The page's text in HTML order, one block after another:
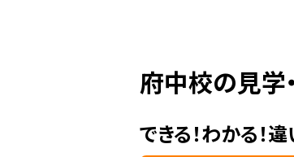
府中校の見学
できる！わかる！